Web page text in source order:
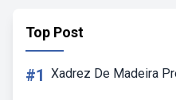
Top Post
#1 Xadrez De Madeira